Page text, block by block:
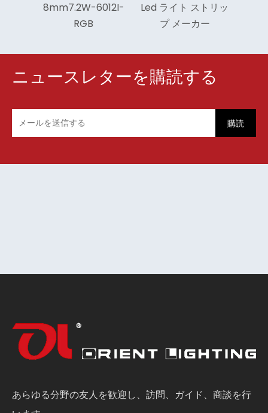
8mm7.2W-6012I-
RGB
Led ライト ストリッ
プ メーカー
ニュースレターを購読する
購読
あらゆる分野の友人を歓迎し、訪問、ガイド、商談を行